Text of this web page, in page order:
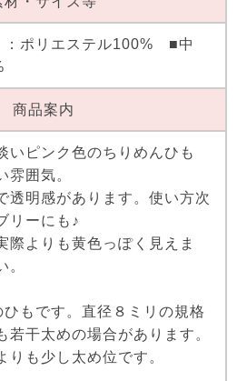
：ポリエステル100% ■中
商品案内
いピンク色のちりめんひも
雰囲気。
透明感があります。使い方次
リーにも♪
よりも黄色っぽく見えま
。
もです。直径８ミリの規格
若干太めの場合があります。
りも少し太め位です。